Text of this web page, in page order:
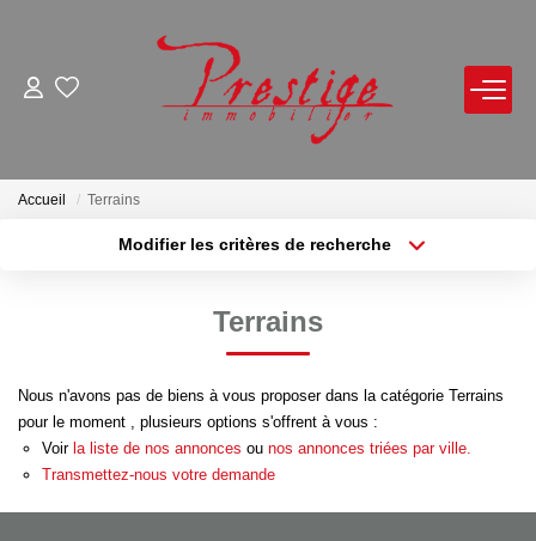
ACHETER
Avis De Valeur Sur Rendez-Vous
Estimation En Ligne
Biens Vendus
NOTRE AGENCE
Accueil Terrains
Modifier les critères de recherche
Plus de critères Créer une alerte
Terrains
Nous n'avons pas de biens à vous proposer dans la catégorie Terrains
pour le moment , plusieurs options s'offrent à vous :
Voir la liste de nos annonces ou nos annonces triées par ville.
Transmettez-nous votre demande